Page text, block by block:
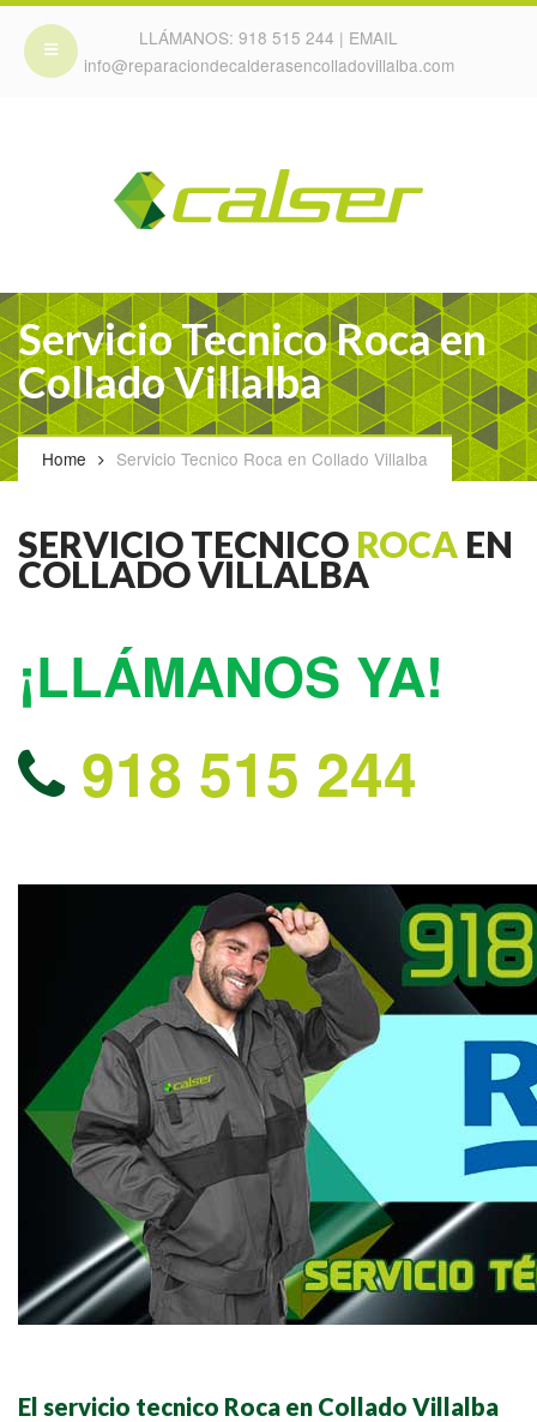
LLÁMANOS: 918 515 244 | EMAIL
info@reparaciondecalderasencolladovillalba.com
Servicio Tecnico Roca en
Collado Villalba
Home Servicio Tecnico Roca en Collado Villalba
SERVICIO TECNICO ROCA EN
COLLADO VILLALBA
¡LLÁMANOS YA!
918 515 244
El servicio tecnico Roca en Collado Villalba